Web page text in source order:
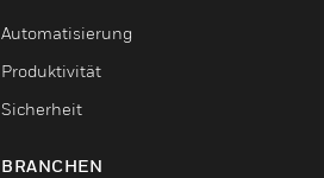
Automatisierung
Produktivität
Sicherheit
BRANCHEN